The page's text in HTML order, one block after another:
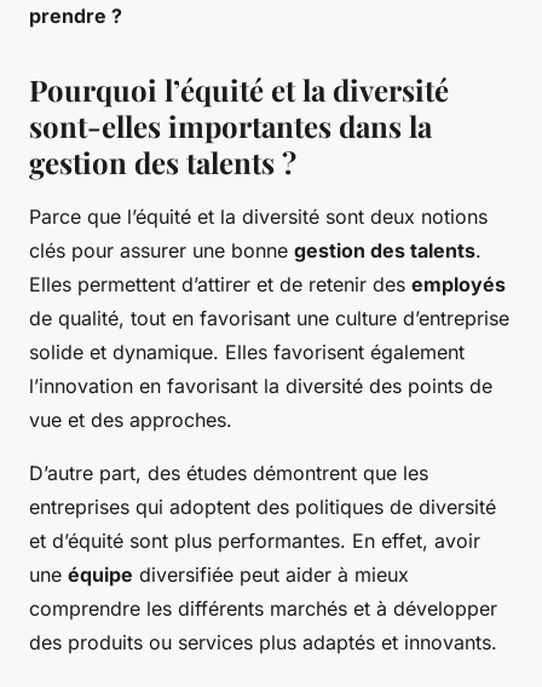
prendre ?
Pourquoi l’équité et la diversité
sont-elles importantes dans la
gestion des talents ?
Parce que l’équité et la diversité sont deux notions
clés pour assurer une bonne gestion des talents.
Elles permettent d’attirer et de retenir des employés
de qualité, tout en favorisant une culture d’entreprise
solide et dynamique. Elles favorisent également
l’innovation en favorisant la diversité des points de
vue et des approches.
D’autre part, des études démontrent que les
entreprises qui adoptent des politiques de diversité
et d’équité sont plus performantes. En effet, avoir
une équipe diversifiée peut aider à mieux
comprendre les différents marchés et à développer
des produits ou services plus adaptés et innovants.